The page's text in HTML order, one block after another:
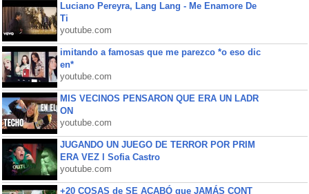
Luciano Pereyra, Lang Lang - Me Enamore De
Ti
youtube.com
imitando a famosas que me parezco *o eso dic
en*
youtube.com
MIS VECINOS PENSARON QUE ERA UN LADR
ON
youtube.com
JUGANDO UN JUEGO DE TERROR POR PRIM
ERA VEZ l Sofia Castro
youtube.com
+20 COSAS de SE ACABÓ que JAMÁS CONT